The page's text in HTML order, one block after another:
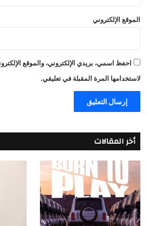
الموقع الإلكتروني
احفظ اسمي، بريدي الإلكتروني، والموقع
لاستخدامها المرة المقبلة في تعليقي.
أخر المقالات